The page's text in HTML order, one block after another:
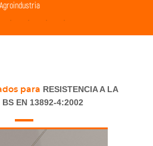
Agroindustria
para RESISTENCIA A LA
BS EN 13892-4:2002